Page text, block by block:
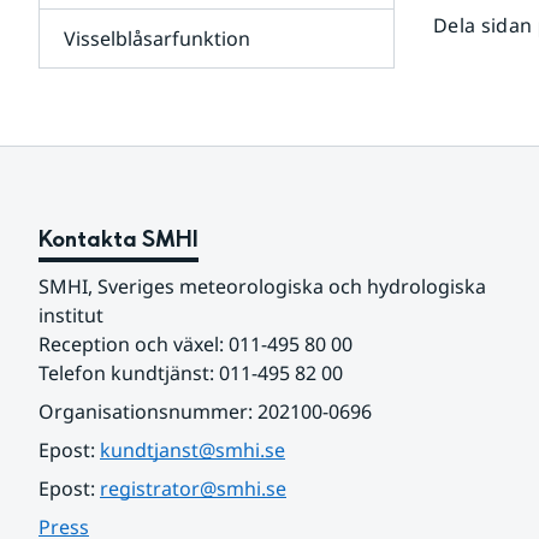
leverantörer,
och
för
Visselblåsarfunktion Dela sidan
Kontakta SMHI
SMHI, Sveriges meteorologiska och hydrologiska
institut
Reception och växel: 011-495 80 00
Telefon kundtjänst: 011-495 82 00
Organisationsnummer: 202100-0696
Epost: kundtjanst@smhi.se
Epost: registrator@smhi.se
Press